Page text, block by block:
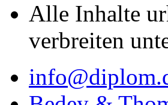
Alle Inhalte
verbreiten